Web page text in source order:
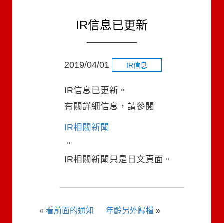
IR信息已更新
2019/04/01 IR信息
IR信息已更新。
有關詳細信息，請參閱
IR相關新聞
。
IR相關新聞只是日文頁面。
« 看前面的通知 年齡另外歸檔 »